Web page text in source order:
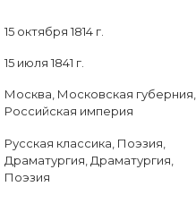
15 октября 1814 г.
15 июля 1841 г.
Москва, Московская губерния,
Российская империя
Русская классика Поэзия,
Драматургия Драматургия
Поэзия